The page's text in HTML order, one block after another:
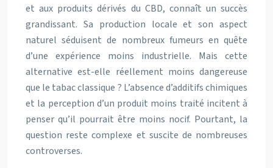
et aux produits dérivés du CBD, connaît un succès
grandissant. Sa production locale et son aspect
naturel séduisent de nombreux fumeurs en quête
d’une expérience moins industrielle. Mais cette
alternative est-elle réellement moins dangereuse
que le tabac classique ? L’absence d’additifs chimiques
et la perception d’un produit moins traité incitent à
penser qu’il pourrait être moins nocif. Pourtant, la
question reste complexe et suscite de nombreuses
controverses.